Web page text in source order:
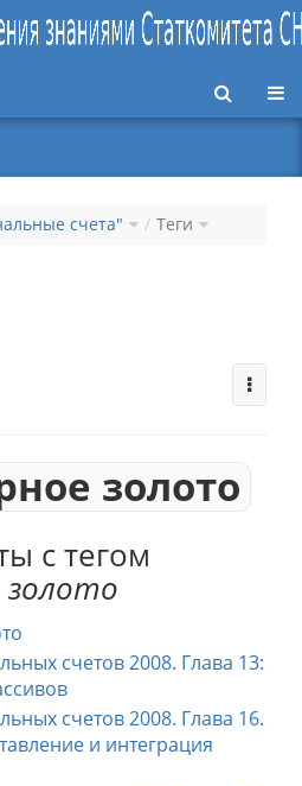
счета" Теги
золото
с тегом
счетов 2008. Глава 13:
счетов 2008. Глава 16.
и интеграция